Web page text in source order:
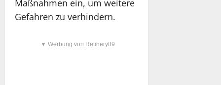
Maßnahmen ein, um weitere
Gefahren zu verhindern.
▼ Werbung von Refinery89